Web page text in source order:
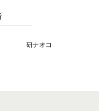
研ナオコ